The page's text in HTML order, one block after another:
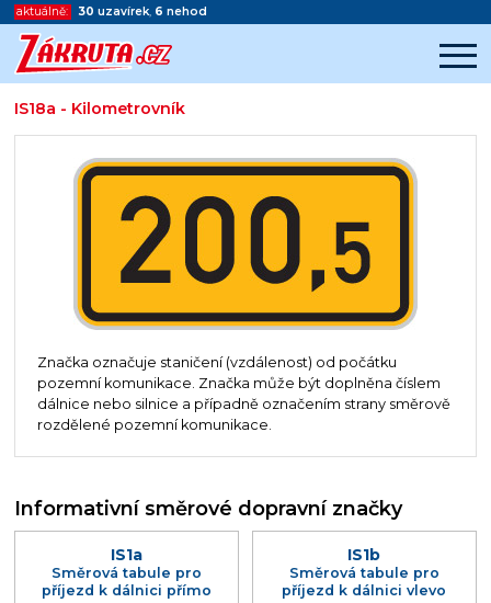
aktuálně: 30 uzavírek, 6 nehod
IS18a - Kilometrovník
Začátek reklamy
Konec reklamy
Značka označuje staničení (vzdálenost) od počátku
pozemní komunikace. Značka může být doplněna číslem
dálnice nebo silnice a případně označením strany směrově
rozdělené pozemní komunikace.
Informativní směrové dopravní značky
IS1a
Směrová tabule pro
příjezd k dálnici přímo
IS1b
Směrová tabule pro
příjezd k dálnici vlevo